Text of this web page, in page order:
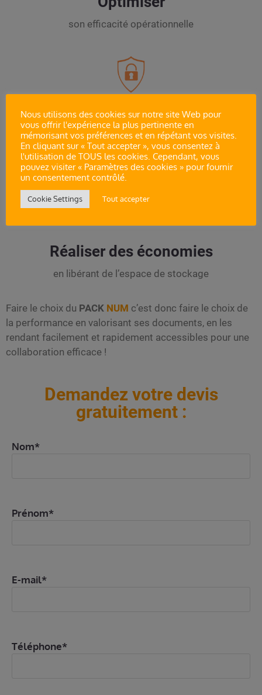
son efficacité opérationnelle
Sécuriser
ses actifs documentaires
Réaliser des économies
en libérant de l’espace de stockage
Faire le choix du PACK NUM c’est donc faire le choix de
la performance en valorisant ses documents, en les
rendant facilement et rapidement accessibles pour une
collaboration efficace !
Demandez votre devis
gratuitement :
Nom*
Prénom*
E-mail*
Téléphone*
Nous utilisons des cookies sur notre site Web pour
vous offrir l'expérience la plus pertinente en
mémorisant vos préférences et en répétant vos visites.
En cliquant sur « Tout accepter », vous consentez à
l'utilisation de TOUS les cookies. Cependant, vous
pouvez visiter « Paramètres des cookies » pour fournir
un consentement contrôlé.
Cookie Settings Tout accepter